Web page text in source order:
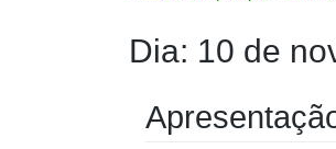
Dia: 10 de